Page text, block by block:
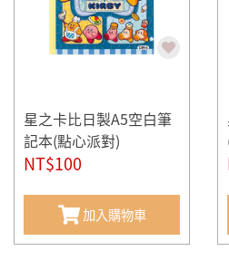
星之卡比日製A5空白筆
記本(點心派對)
NT$100
加入購物車